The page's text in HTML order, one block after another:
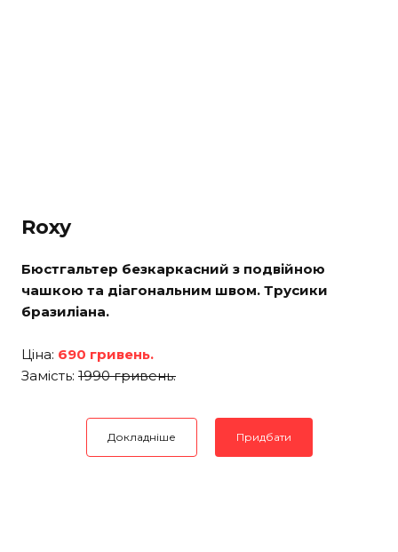
Roxy
Бюстгальтер безкаркасний з подвійною
чашкою та діагональним швом. Трусики
бразиліана.
Ціна: 690 гривень.
Замість: 1990 гривень.
Докладніше Придбати